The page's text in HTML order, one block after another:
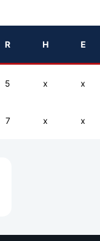
R H E
5 x x
7 x x